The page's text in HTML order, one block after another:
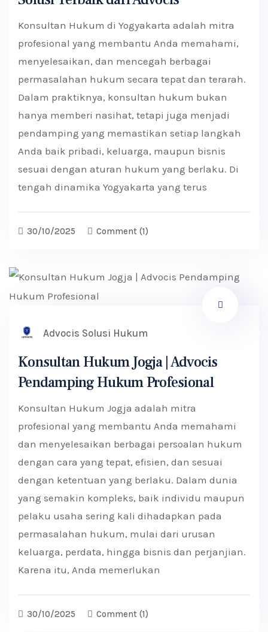
Konsultan Hukum di Yogyakarta adalah mitra
profesional yang membantu Anda memahami,
menyelesaikan, dan mencegah berbagai
permasalahan hukum secara tepat dan terarah.
Dalam praktiknya, konsultan hukum bukan
hanya memberi nasihat, tetapi juga menjadi
pendamping yang memastikan setiap langkah
Anda baik pribadi, keluarga, maupun bisnis
sesuai dengan aturan hukum yang berlaku. Di
tengah dinamika Yogyakarta yang terus
30/10/2025 Comment (1)
Advocis Solusi Hukum
Konsultan Hukum Jogja | Advocis
Pendamping Hukum Profesional
Konsultan Hukum Jogja adalah mitra
profesional yang membantu Anda memahami
dan menyelesaikan berbagai persoalan hukum
dengan cara yang tepat, efisien, dan sesuai
dengan ketentuan yang berlaku. Dalam dunia
yang semakin kompleks, baik individu maupun
pelaku usaha sering kali dihadapkan pada
permasalahan hukum, mulai dari urusan
keluarga, perdata, hingga bisnis dan perjanjian.
Karena itu, Anda memerlukan
30/10/2025 Comment (1)